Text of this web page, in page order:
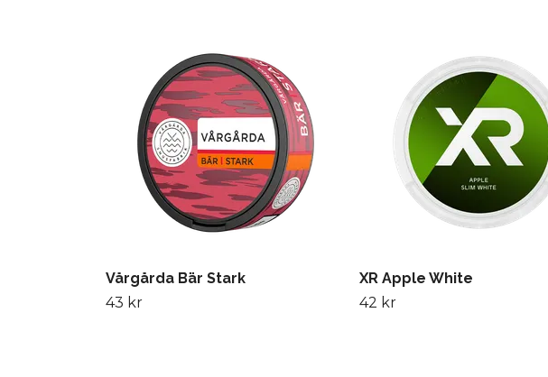
Vårgårda Bär Stark
43 kr
XR Apple White
42 kr